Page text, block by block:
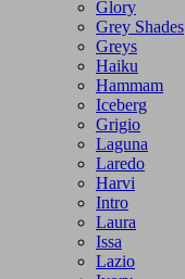
Glory
Grey Shades
Greys
Haiku
Hammam
Iceberg
Grigio
Laguna
Laredo
Harvi
Intro
Laura
Issa
Lazio